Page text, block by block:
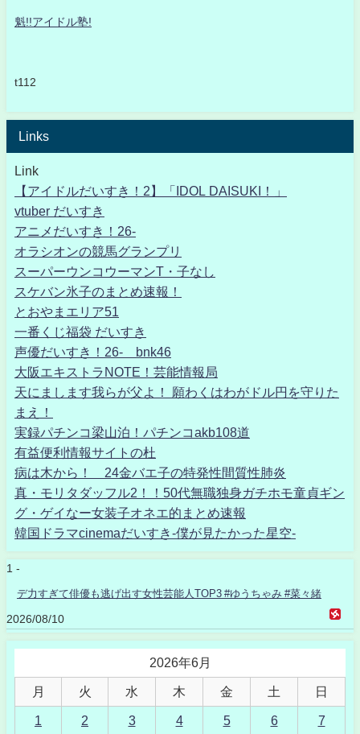
魁!!アイドル塾!
t112
Links
Link
【アイドルだいすき！2】「IDOL DAISUKI！」
vtuber だいすき
アニメだいすき！26-
オラシオンの競馬グランプリ
スーパーウンコウーマンT・子なし
スケバン氷子のまとめ速報！
とおやまエリア51
一番くじ福袋 だいすき
声優だいすき！26- bnk46
大阪エキストラNOTE！芸能情報局
天にまします我らが父よ！ 願わくはわがドル円を守りた
まえ！
実録パチンコ梁山泊！パチンコakb108道
有益便利情報サイトの杜
病は木から！ 24金バエ子の特発性間質性肺炎
真・モリタダッフル2！！50代無職独身ガチホモ童貞ギン
グ・ゲイなー女装子オネエ的まとめ速報
韓国ドラマcinemaだいすき-僕が見たかった星空-
1 -
デ力すぎて俳優も逃げ出す女性芸能人TOP3 #ゆうちゃみ #菜々緒
2026/08/10
2026年6月
月 火 水 木 金 土 日
1 2 3 4 5 6 7